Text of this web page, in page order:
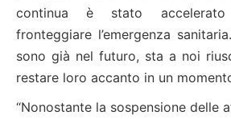
continua è stato accelerato
fronteggiare l’emergenza
sono già nel futuro, sta a noi
restare loro accanto in un
“Nonostante la sospensione delle